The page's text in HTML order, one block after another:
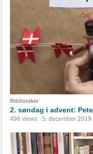
Biblioteker
2. søndag i advent:
496 views 5. december 2019